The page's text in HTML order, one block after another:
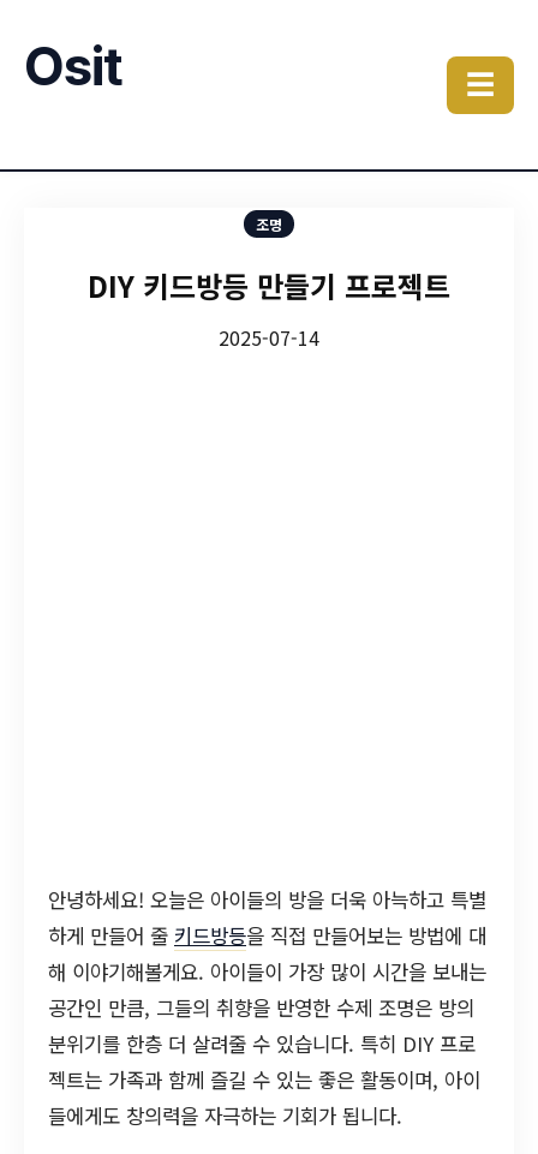
Osit ☰
조명
DIY 키드방등 만들기 프로젝트
2025-07-14
안녕하세요! 오늘은 아이들의 방을 더욱 아늑하고 특별
하게 만들어 줄 키드방등을 직접 만들어보는 방법에 대
해 이야기해볼게요. 아이들이 가장 많이 시간을 보내는
공간인 만큼, 그들의 취향을 반영한 수제 조명은 방의
분위기를 한층 더 살려줄 수 있습니다. 특히 DIY 프로
젝트는 가족과 함께 즐길 수 있는 좋은 활동이며, 아이
들에게도 창의력을 자극하는 기회가 됩니다.